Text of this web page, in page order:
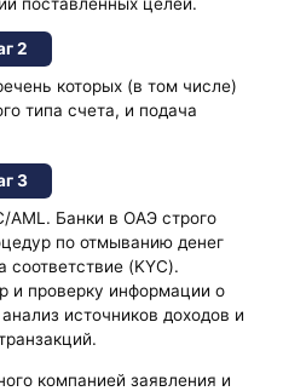
2
которых (в том числе)
типа счета, и подача
3
AML. Банки в ОАЭ строго
по отмыванию денег
соответствие (KYC).
и проверку информации о
источников доходов и
компанией заявления и